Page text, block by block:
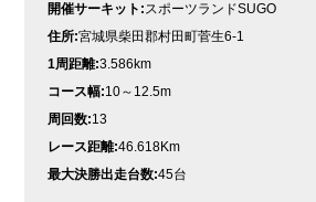
開催サーキット:スポーツランドSUGO
住所:宮城県柴田郡村田町菅生6-1
1周距離:3.586km
コース幅:10～12.5m
周回数:13
レース距離:46.618Km
最大決勝出走台数:45台